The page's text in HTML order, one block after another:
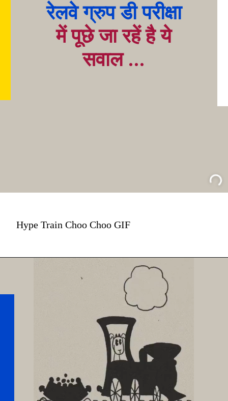
रेलवे ग्रुप डी परीक्षा
में पूछे जा रहें है ये
सवाल ...
Hype Train Choo Choo GIF